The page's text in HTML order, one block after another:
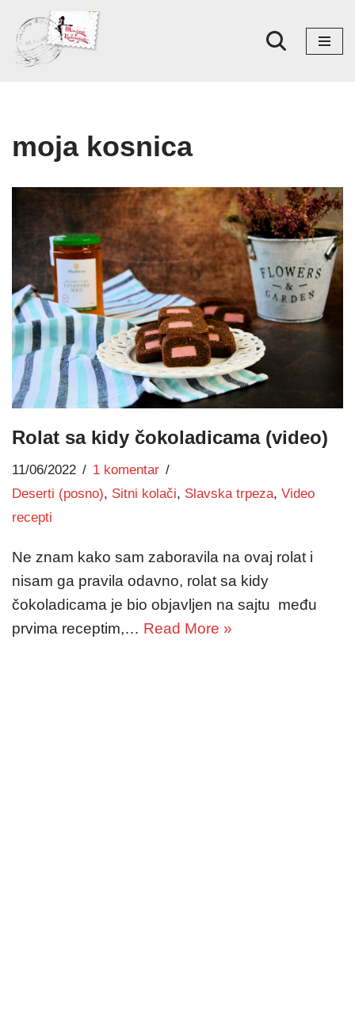
Skoči
na
moja kosnica
Rolat sa kidy čokoladicama (video)
11/06/2022
1 komentar
Deserti (posno), Sitni kolači, Slavska trpeza, Video
recepti
Ne znam kako sam zaboravila na ovaj rolat i
nisam ga pravila odavno, rolat sa kidy
čokoladicama je bio objavljen na sajtu među
prvima receptim,… Read More »